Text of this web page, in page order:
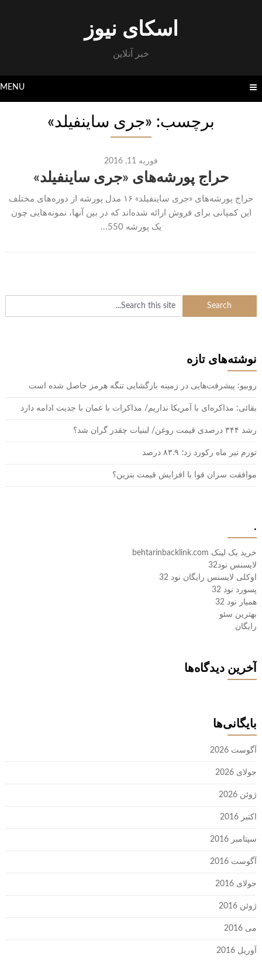
اسکای نیوز
خبر آنلاین
MENU
برچسب: «جری ساینفیلد»
فوریه 11, 2016
حراج پورشه‌های «جری ساینفیلد»
حراج پورشه‌های «جری ساینفیلد» ۱۶ مدل پورشه از دوره‌های مختلف
این کمپانی برای فروش ارائه شده‌اند که در بین آنها، نمونه‌هایی چون
یک پورشه 550...
نوشته‌های تازه
روبیو: پیشرفت‌هایی در زمینه بازگشایی تنگه هرمز حاصل شده است
بقائی: مذاکره‌ای با آمریکا نداریم/ مذاکرات با عمان با جدیت ادامه دارد
رشد ۳۴۴ درصدی قیمت روغن/ لبنیات چقدر گران شد؟
تورم تیر ماه رکورد زد؛ ۸۳.۹ درصد
موافقت سران قوا با افزایش قیمت بنزین؟
.
خرید بک لینک behtarinbacklink.com
لایسنس نود32
اوکلی لایسنس رایگان نود 32
پسورد نود 32
همیار نود 32
بهترین سئو
رایگان
آخرین دیدگاه‌ها
بایگانی‌ها
آگوست 2026
جولای 2026
ژوئن 2026
اکتبر 2016
سپتامبر 2016
آگوست 2016
جولای 2016
ژوئن 2016
می 2016
آوریل 2016